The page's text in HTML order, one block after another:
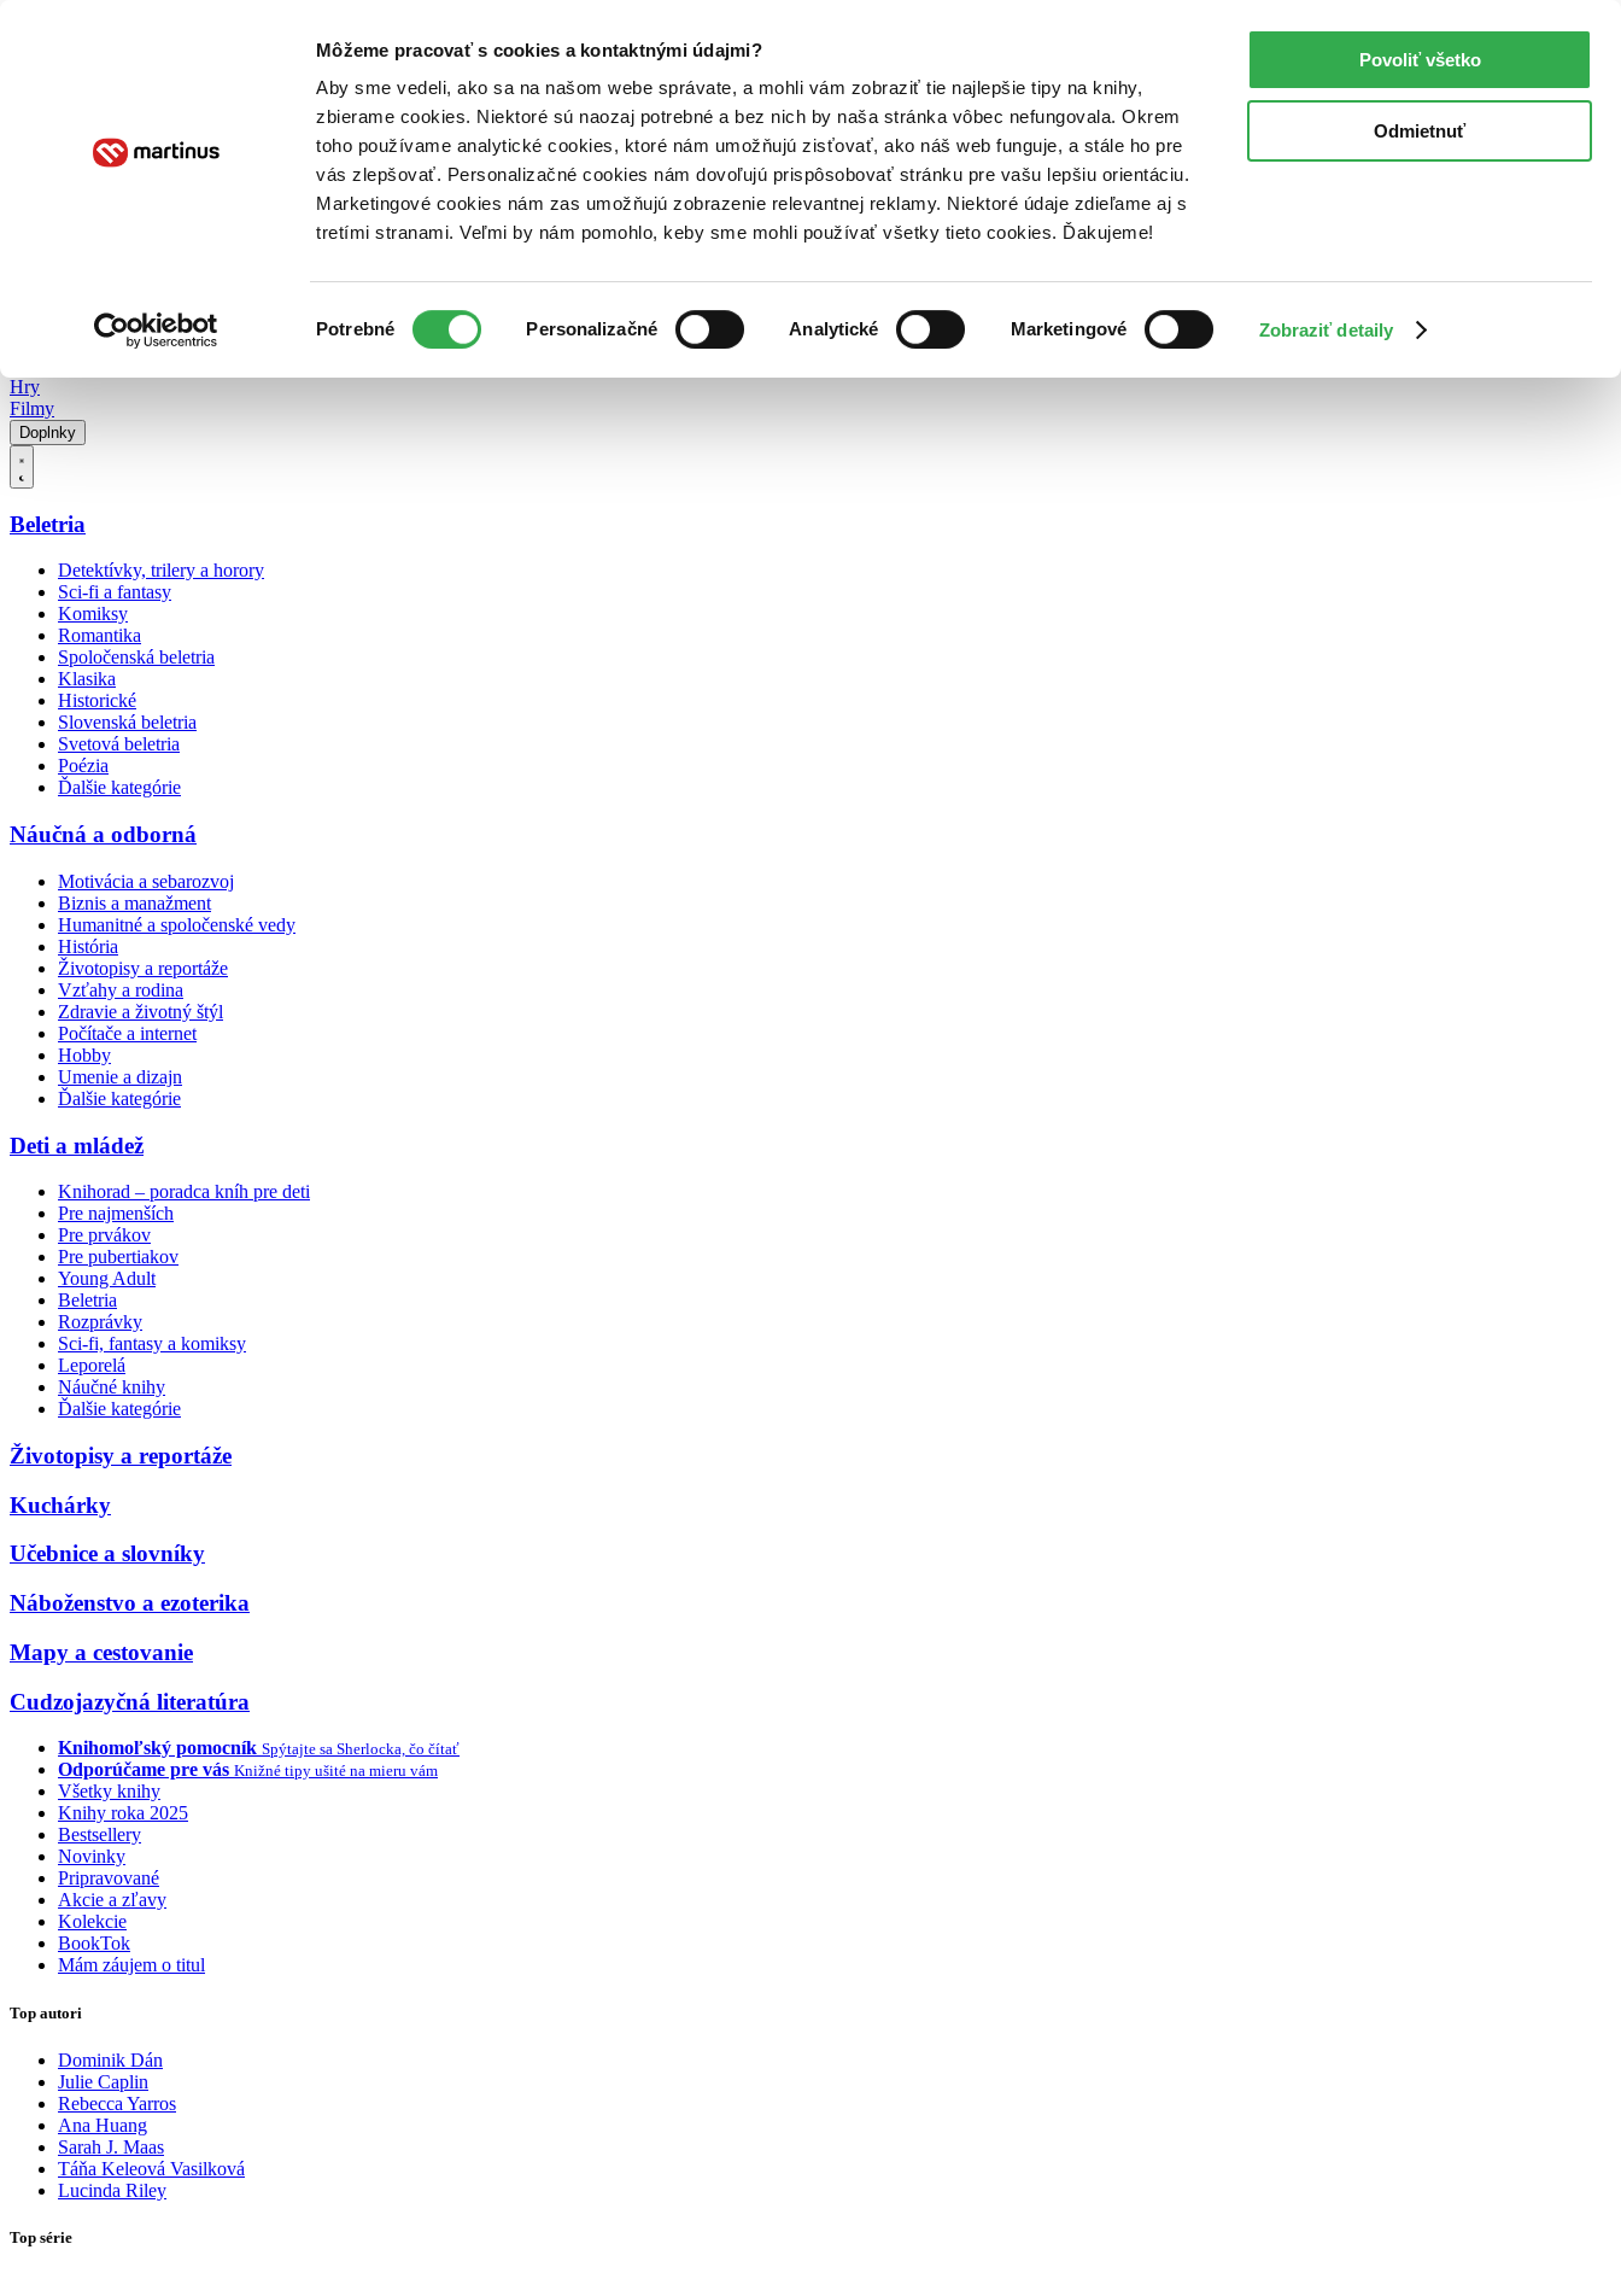
Môžeme pracovať s cookies a kontaktnými údajmi?
Aby sme vedeli, ako sa na našom webe správate, a mohli vám zobraziť tie najlepšie tipy na knihy,
zbierame cookies. Niektoré sú naozaj potrebné a bez nich by naša stránka vôbec nefungovala. Okrem
toho používame analytické cookies, ktoré nám umožňujú zisťovať, ako náš web funguje, a stále ho pre
vás zlepšovať. Personalizačné cookies nám dovoľujú prispôsobovať stránku pre vašu lepšiu orientáciu.
Marketingové cookies nám zas umožňujú zobrazenie relevantnej reklamy. Niektoré údaje zdieľame aj s
tretími stranami. Veľmi by nám pomohlo, keby sme mohli používať všetky tieto cookies. Ďakujeme!
súhlasu
Potrebné Personalizačné Analytické Marketingové Zobraziť detaily
Povoliť všetko
Odmietnuť
Poukážky Kontakt
Hry
Filmy
Doplnky
Beletria
Detektívky, trilery a horory
Sci-fi a fantasy
Komiksy
Romantika
Spoločenská beletria
Klasika
Historické
Slovenská beletria
Svetová beletria
Poézia
Ďalšie kategórie
Náučná a odborná
Motivácia a sebarozvoj
Biznis a manažment
Humanitné a spoločenské vedy
História
Životopisy a reportáže
Vzťahy a rodina
Zdravie a životný štýl
Počítače a internet
Hobby
Umenie a dizajn
Ďalšie kategórie
Deti a mládež
Knihorad – poradca kníh pre deti
Pre najmenších
Pre prvákov
Pre pubertiakov
Young Adult
Beletria
Rozprávky
Sci-fi, fantasy a komiksy
Leporelá
Náučné knihy
Ďalšie kategórie
Životopisy a reportáže
Kuchárky
Učebnice a slovníky
Náboženstvo a ezoterika
Mapy a cestovanie
Cudzojazyčná literatúra
Knihomoľský pomocník Spýtajte sa Sherlocka, čo čítať
Odporúčame pre vás Knižné tipy ušité na mieru vám
Všetky knihy
Knihy roka 2025
Bestsellery
Novinky
Pripravované
Akcie a zľavy
Kolekcie
BookTok
Mám záujem o titul
Top autori
Dominik Dán
Julie Caplin
Rebecca Yarros
Ana Huang
Sarah J. Maas
Táňa Keleová Vasilková
Lucinda Riley
Top série